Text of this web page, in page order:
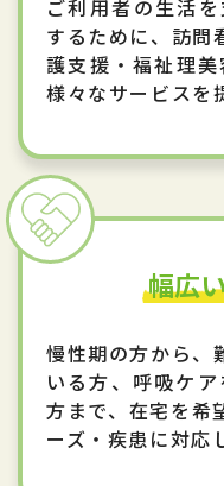
ご利用者の生活
するために、訪問
護支援・福祉理
様々なサービスを
幅広
慢性期の方から、
いる方、呼吸ケ
方まで、在宅を希
ーズ・疾患に対応